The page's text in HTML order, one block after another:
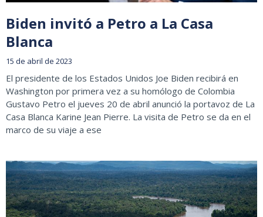
Biden invitó a Petro a La Casa
Blanca
15 de abril de 2023
El presidente de los Estados Unidos Joe Biden recibirá en
Washington por primera vez a su homólogo de Colombia
Gustavo Petro el jueves 20 de abril anunció la portavoz de La
Casa Blanca Karine Jean Pierre. La visita de Petro se da en el
marco de su viaje a ese